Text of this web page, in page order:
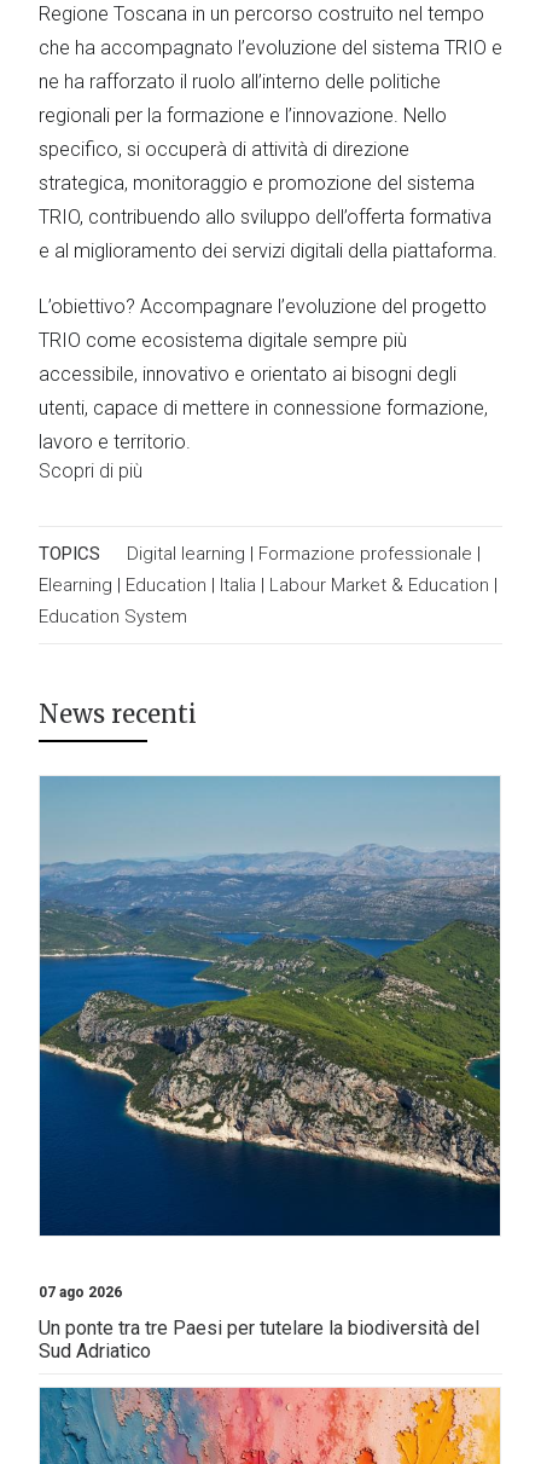
Regione Toscana in un percorso costruito nel tempo
che ha accompagnato l’evoluzione del sistema TRIO e
ne ha rafforzato il ruolo all’interno delle politiche
regionali per la formazione e l’innovazione. Nello
specifico, si occuperà di attività di direzione
strategica, monitoraggio e promozione del sistema
TRIO, contribuendo allo sviluppo dell’offerta formativa
e al miglioramento dei servizi digitali della piattaforma.
L’obiettivo? Accompagnare l’evoluzione del progetto
TRIO come ecosistema digitale sempre più
accessibile, innovativo e orientato ai bisogni degli
utenti, capace di mettere in connessione formazione,
lavoro e territorio.
Scopri di più
TOPICS Digital learning | Formazione professionale |
Elearning | Education | Italia | Labour Market & Education |
Education System
News recenti
07 ago 2026
Un ponte tra tre Paesi per tutelare la biodiversità del
Sud Adriatico